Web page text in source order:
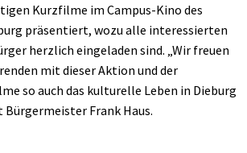
Kurzfilme im Campus-Kino des
präsentiert, wozu alle interessierten
herzlich eingeladen sind. „Wir freuen
mit dieser Aktion und der
so auch das kulturelle Leben in Dieburg
Frank Haus.